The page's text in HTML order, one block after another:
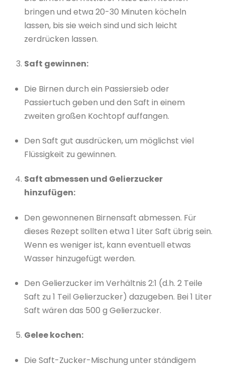
bringen und etwa 20-30 Minuten köcheln
lassen, bis sie weich sind und sich leicht
zerdrücken lassen.
Saft gewinnen:
Die Birnen durch ein Passiersieb oder
Passiertuch geben und den Saft in einem
zweiten großen Kochtopf auffangen.
Den Saft gut ausdrücken, um möglichst viel
Flüssigkeit zu gewinnen.
Saft abmessen und Gelierzucker
hinzufügen:
Den gewonnenen Birnensaft abmessen. Für
dieses Rezept sollten etwa 1 Liter Saft übrig sein.
Wenn es weniger ist, kann eventuell etwas
Wasser hinzugefügt werden.
Den Gelierzucker im Verhältnis 2:1 (d.h. 2 Teile
Saft zu 1 Teil Gelierzucker) dazugeben. Bei 1 Liter
Saft wären das 500 g Gelierzucker.
Gelee kochen:
Die Saft-Zucker-Mischung unter ständigem